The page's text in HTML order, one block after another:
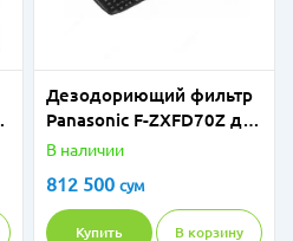
Дезодориющий фильтр
Panasonic F-ZXFD70Z для
очистителей воздуха F-
В наличии
812 500 сум
Купить В корзину